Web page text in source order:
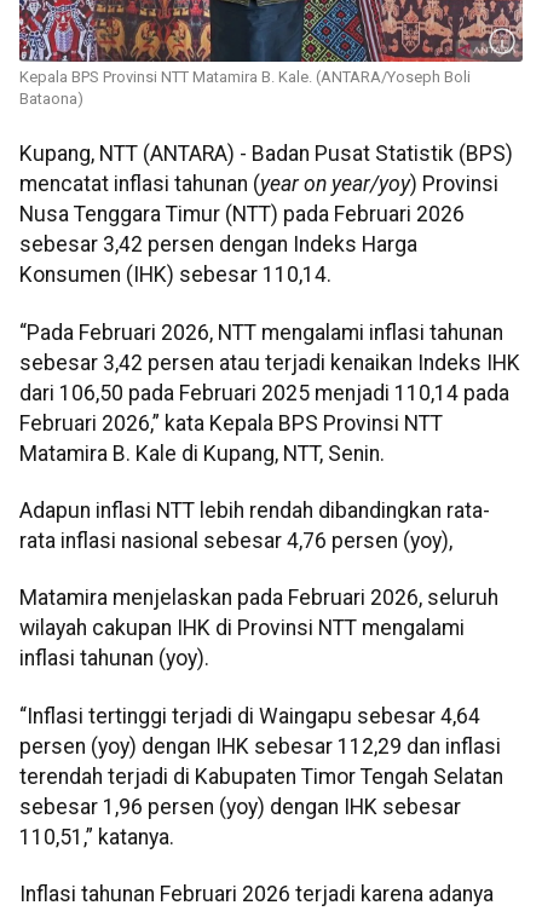
Kepala BPS Provinsi NTT Matamira B. Kale. (ANTARA/Yoseph Boli
Bataona)
Kupang, NTT (ANTARA) - Badan Pusat Statistik (BPS)
mencatat inflasi tahunan (year on year/yoy) Provinsi
Nusa Tenggara Timur (NTT) pada Februari 2026
sebesar 3,42 persen dengan Indeks Harga
Konsumen (IHK) sebesar 110,14.
“Pada Februari 2026, NTT mengalami inflasi tahunan
sebesar 3,42 persen atau terjadi kenaikan Indeks IHK
dari 106,50 pada Februari 2025 menjadi 110,14 pada
Februari 2026,” kata Kepala BPS Provinsi NTT
Matamira B. Kale di Kupang, NTT, Senin.
Adapun inflasi NTT lebih rendah dibandingkan rata-
rata inflasi nasional sebesar 4,76 persen (yoy),
Matamira menjelaskan pada Februari 2026, seluruh
wilayah cakupan IHK di Provinsi NTT mengalami
inflasi tahunan (yoy).
“Inflasi tertinggi terjadi di Waingapu sebesar 4,64
persen (yoy) dengan IHK sebesar 112,29 dan inflasi
terendah terjadi di Kabupaten Timor Tengah Selatan
sebesar 1,96 persen (yoy) dengan IHK sebesar
110,51,” katanya.
Inflasi tahunan Februari 2026 terjadi karena adanya